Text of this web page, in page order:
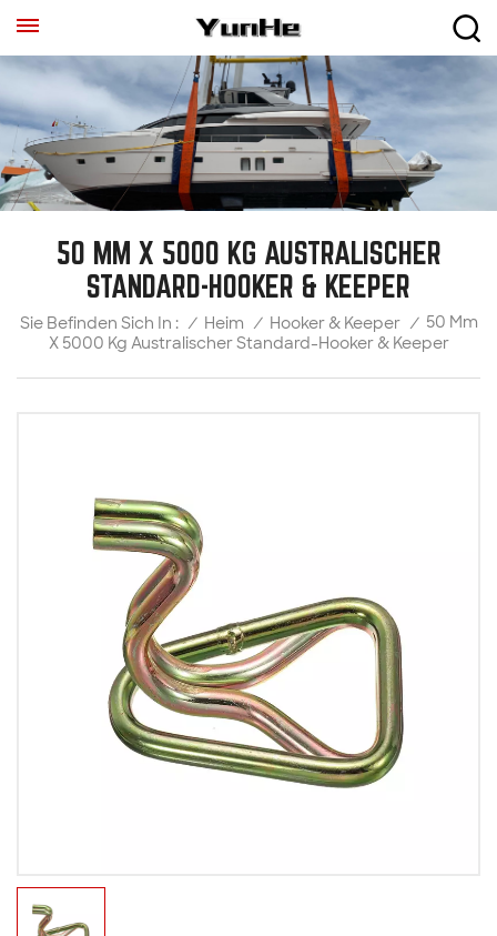
50 MM X 5000 KG AUSTRALISCHER
STANDARD-HOOKER & KEEPER
Sie Befinden Sich In : / Heim / Hooker & Keeper / 50 Mm
X 5000 Kg Australischer Standard-Hooker & Keeper